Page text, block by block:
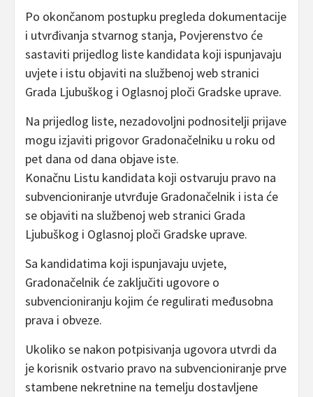
Po okončanom postupku pregleda dokumentacije
i utvrđivanja stvarnog stanja, Povjerenstvo će
sastaviti prijedlog liste kandidata koji ispunjavaju
uvjete i istu objaviti na službenoj web stranici
Grada Ljubuškog i Oglasnoj ploči Gradske uprave.
Na prijedlog liste, nezadovoljni podnositelji prijave
mogu izjaviti prigovor Gradonačelniku u roku od
pet dana od dana objave iste.
Konačnu Listu kandidata koji ostvaruju pravo na
subvencioniranje utvrđuje Gradonačelnik i ista će
se objaviti na službenoj web stranici Grada
Ljubuškog i Oglasnoj ploči Gradske uprave.
Sa kandidatima koji ispunjavaju uvjete,
Gradonačelnik će zaključiti ugovore o
subvencioniranju kojim će regulirati međusobna
prava i obveze.
Ukoliko se nakon potpisivanja ugovora utvrdi da
je korisnik ostvario pravo na subvencioniranje prve
stambene nekretnine na temelju dostavljene